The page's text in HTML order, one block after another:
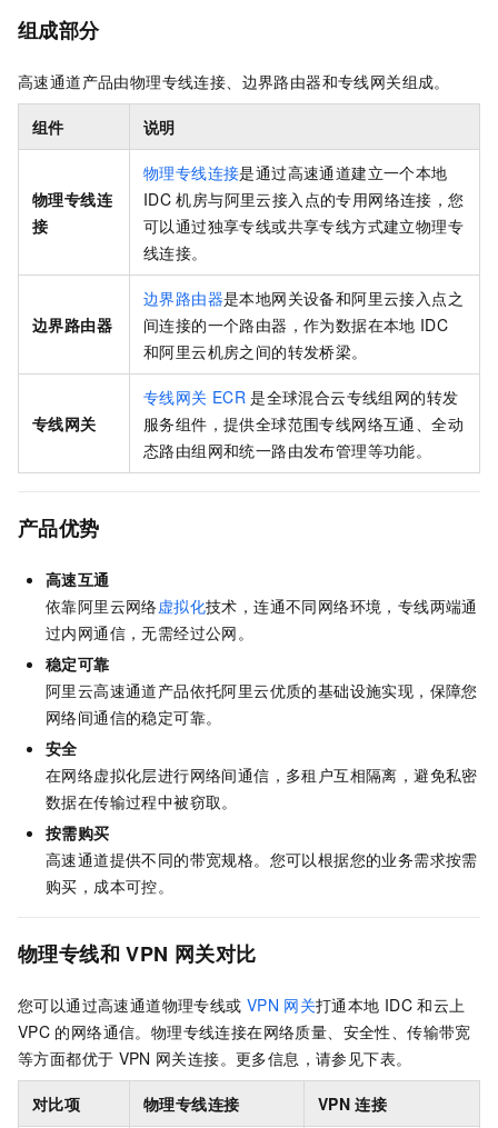
组成部分
高速通道产品由物理专线连接、边界路由器和专线网关组成。
组件 说明
物理专线连
接
物理专线连接是通过高速通道建立一个本地
IDC 机房与阿里云接入点的专用网络连接，您
可以通过独享专线或共享专线方式建立物理专
线连接。
边界路由器
边界路由器是本地网关设备和阿里云接入点之
间连接的一个路由器，作为数据在本地 IDC
和阿里云机房之间的转发桥梁。
专线网关
专线网关 ECR 是全球混合云专线组网的转发
服务组件，提供全球范围专线网络互通、全动
态路由组网和统一路由发布管理等功能。
产品优势
高速互通
依靠阿里云网络虚拟化技术，连通不同网络环境，专线两端通
过内网通信，无需经过公网。
稳定可靠
阿里云高速通道产品依托阿里云优质的基础设施实现，保障您
网络间通信的稳定可靠。
安全
在网络虚拟化层进行网络间通信，多租户互相隔离，避免私密
数据在传输过程中被窃取。
按需购买
高速通道提供不同的带宽规格。您可以根据您的业务需求按需
购买，成本可控。
物理专线和 VPN 网关对比
您可以通过高速通道物理专线或 VPN 网关打通本地 IDC 和云上
VPC 的网络通信。物理专线连接在网络质量、安全性、传输带宽
等方面都优于 VPN 网关连接。更多信息，请参见下表。
对比项 物理专线连接 VPN 连接